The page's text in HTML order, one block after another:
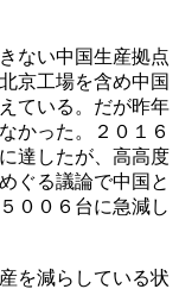
ない中国生産拠点
京工場を含め中国
ている。だが昨年
かった。２０１６
達したが、高高度
ぐる議論で中国と
００６台に急減し
を減らしている状